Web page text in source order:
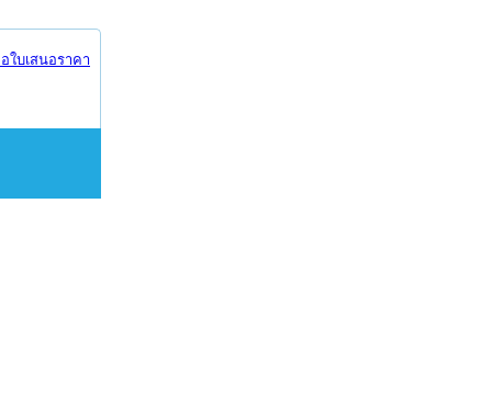
บเสนอราคา